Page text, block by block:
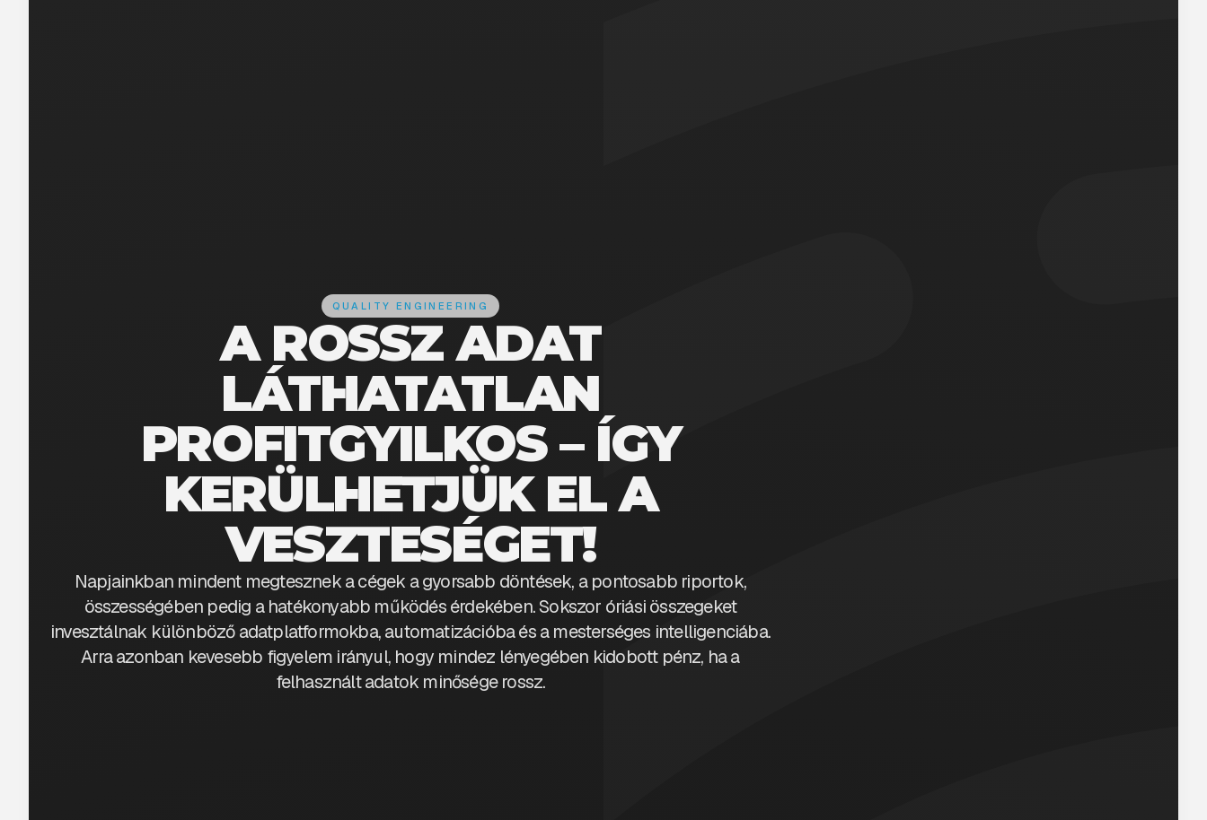
QUALITY ENGINEERING
A ROSSZ ADAT
LÁTHATATLAN
PROFITGYILKOS – ÍGY
KERÜLHETJÜK EL A
VESZTESÉGET!
Napjainkban mindent megtesznek a cégek a gyorsabb döntések, a pontosabb riportok,
összességében pedig a hatékonyabb működés érdekében. Sokszor óriási összegeket
invesztálnak különböző adatplatformokba, automatizációba és a mesterséges intelligenciába.
Arra azonban kevesebb figyelem irányul, hogy mindez lényegében kidobott pénz, ha a
felhasznált adatok minősége rossz.